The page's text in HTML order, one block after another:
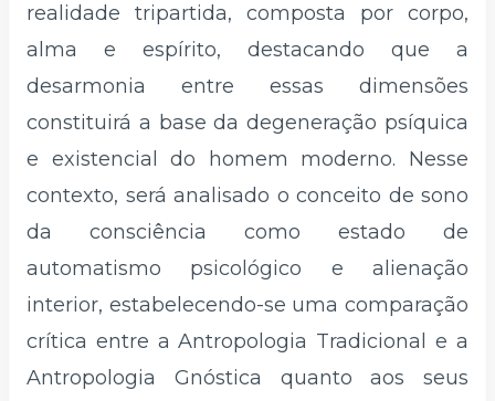
realidade tripartida, composta por corpo,
alma e espírito, destacando que a
desarmonia entre essas dimensões
constituirá a base da degeneração psíquica
e existencial do homem moderno. Nesse
contexto, será analisado o conceito de sono
da consciência como estado de
automatismo psicológico e alienação
interior, estabelecendo-se uma comparação
crítica entre a Antropologia Tradicional e a
Antropologia Gnóstica quanto aos seus